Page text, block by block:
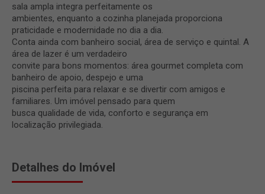
sala ampla integra perfeitamente os
ambientes, enquanto a cozinha planejada proporciona
praticidade e modernidade no dia a dia.
Conta ainda com banheiro social, área de serviço e quintal. A
área de lazer é um verdadeiro
convite para bons momentos: área gourmet completa com
banheiro de apoio, despejo e uma
piscina perfeita para relaxar e se divertir com amigos e
familiares. Um imóvel pensado para quem
busca qualidade de vida, conforto e segurança em
localização privilegiada.
Detalhes do Imóvel